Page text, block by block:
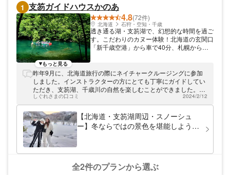
1 支笏ガイドハウスかのあ
4.8(72件)
北海道 石狩・空知・千歳
透き通る湖・支笏湖で、幻想的な時間を過ご
す。こだわりのカヌー体験！北海道の玄関口
「新千歳空港」から車で40分、札幌から車
認定されたことがある良好な水質と高い透明
度を誇る「支笏湖」。 アクセスも環境も最
高のフィールドにお店を構え、アウトドアツ
アーを行っているほか、「かのあアウトドア
クラブ」「KeepClearProject」を立ち上げ
野外教育・環境保全にも取り組んでいます。
「canoa（カノア）」とは、「カヌー」の語
源と言われ、カリブ地方の言葉と言われてい
いう名前の通り「カヌーが大好きな自由人」
です。そんなスタッフがカヌーの魅力をお伝
え致します。
もっと見る
昨年9月に、北海道旅行の際にネイチャークルージングに参加
しました。インストラクターの方にとても丁寧にガイドしてい
ただき、支笏湖、千歳川の自然を楽しむことができました。ぜ
ひ、次も利用したいと思います。
しぐれさまの口コミ 2024/2/12
【北海道・支笏湖周辺・スノーシュ
ー】冬ならではの景色を堪能しよう！
全2件のプランから選ぶ